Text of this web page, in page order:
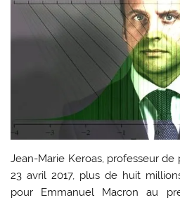
Jean-Marie Keroas, professeur
23 avril 2017, plus de huit
pour Emmanuel Macron au